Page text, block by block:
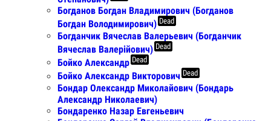
Богданов Богдан Владимирович (Богданов
Богдан Володимирович) Dead
Богданчик Вячеслав Валерьевич (Богданчик
Вячеслав Валерійович) Dead
Бойко Александр Dead
Бойко Александр Викторович Dead
Бондар Олександр Миколайович (Бондарь
Александр Николаевич)
Бондаренко Назар Евгеньевич